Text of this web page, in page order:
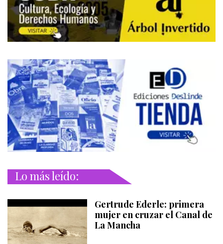
Lo más leído:
Gertrude Ederle: primera
mujer en cruzar el Canal de
La Mancha